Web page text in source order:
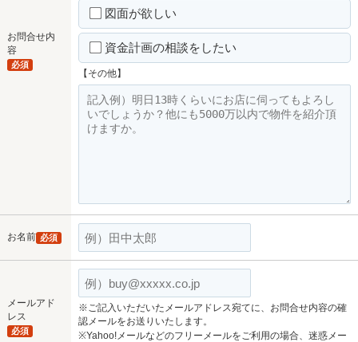
お問合せ内
容
必須
図面が欲しい
資金計画の相談をしたい
【その他】
お名前 必須
メールアド
レス
必須
※ご記入いただいたメールアドレス宛てに、お問合せ内容の確
認メールをお送りいたします。
※Yahoo!メールなどのフリーメールをご利用の場合、迷惑メー